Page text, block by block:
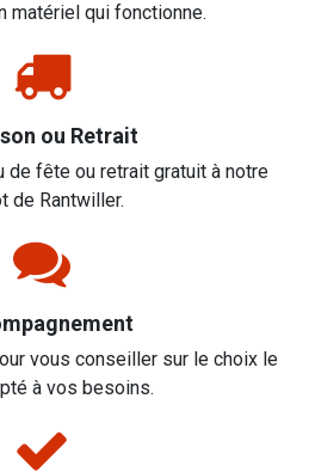
matériel qui fonctionne.
ou Retrait
de fête ou retrait gratuit à notre
de Rantwiller.
vous conseiller sur le choix le
à vos besoins.